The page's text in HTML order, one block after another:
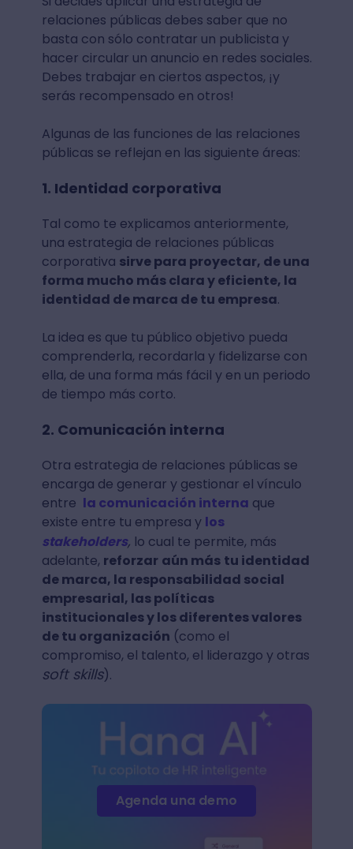
relaciones públicas debes saber que no
basta con sólo contratar un publicista y
hacer circular un anuncio en redes sociales.
Debes trabajar en ciertos aspectos, ¡y
serás recompensado en otros!
Algunas de las funciones de las relaciones
públicas se reflejan en las siguiente áreas:
1. Identidad corporativa
Tal como te explicamos anteriormente,
una estrategia de relaciones públicas
corporativa sirve para proyectar, de una
forma mucho más clara y eficiente, la
identidad de marca de tu empresa.
La idea es que tu público objetivo pueda
comprenderla, recordarla y fidelizarse con
ella, de una forma más fácil y en un periodo
de tiempo más corto.
2. Comunicación interna
Otra estrategia de relaciones públicas se
encarga de generar y gestionar el vínculo
entre la comunicación interna que
existe entre tu empresa y los
stakeholders, lo cual te permite, más
adelante, reforzar aún más tu identidad
de marca, la responsabilidad social
empresarial, las políticas
institucionales y los diferentes valores
de tu organización (como el
compromiso, el talento, el liderazgo y otras
soft skills).
Agenda una demo